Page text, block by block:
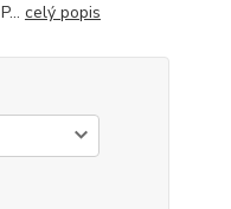
celý popis